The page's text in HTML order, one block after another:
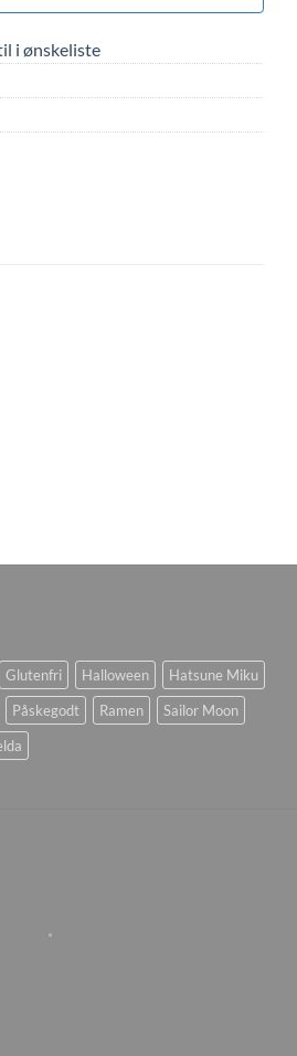
i ønskeliste
Glutenfri Halloween
Hatsune Miku
Påskegodt Ramen
Sailor Moon